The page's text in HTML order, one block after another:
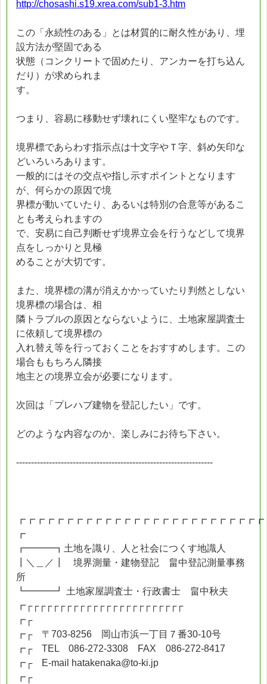
http://chosashi.s19.xrea.com/sub1-3.htm
この「永続性のある」とは材質的に耐久性があり、埋
設方法が堅固である
状態（コンクリートで固めたり、アンカーを打ち込ん
だり）が求められま
す。
つまり、容易に移動せず壊れにくい堅牢なものです。
境界標であらわす指示点は十文字やＴ字、斜め矢印な
どいろいろあります。
一般的にはその交点や指し示すポイントとなります
が、何らかの原因で境
界標が動いていたり、あるいは特別の合意等があるこ
とも考えられますの
で、安易に自己判断せず境界立会を行うなどして境界
点をしっかりと見極
めることが大切です。
また、境界標の溝が消えかかっていたり判然としない
境界標の場合は、相
隣トラブルの原因とならないように、土地家屋調査士
に依頼して境界標の
入れ替え等を行っておくことをおすすめします。この
場合ももちろん隣接
地主との境界立会が必要になります。
次回は「プレハブ建物を登記したい」です。
どのような内容なのか、楽しみにお待ち下さい。
------------------------------------------------------------------
┏┏┏┏┏┏┏┏┏┏┏┏┏┏┏┏┏┏┏┏┏┏┏┏┏┏
┏
┏━━━┓土地を識り、人と社会につくす地識人
┃＼＿／┃ 境界測量・建物登記 畠中登記測量事務
所
┗━━━┛ 土地家屋調査士・行政書士 畠中秋夫
┏┌┌┌┌┌┌┌┌┌┌┌┌┌┌┌┌┌┌┌┌┌┌┌┌
┏┌
┏┌ 〒703-8256 岡山市浜一丁目７番30-10号
┏┌ TEL 086-272-3308 FAX 086-272-8417
┏┌ E-mail hatakenaka@to-ki.jp
┏┌